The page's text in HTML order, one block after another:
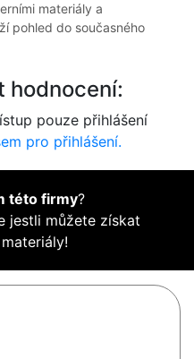
materiály a
pohled do současného
hodnocení:
pouze přihlášení
pro přihlášení.
této firmy?
jestli můžete získat